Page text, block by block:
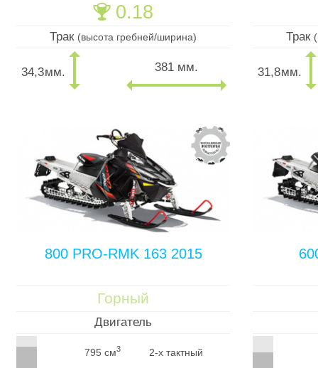
🏆 0.18
Трак (высота гребней/ширина)
34,3мм. 381 мм.
Трак
31,8мм.
800 PRO-RMK 163 2015
Горный
Двигатель
795 см3 2-х тактный